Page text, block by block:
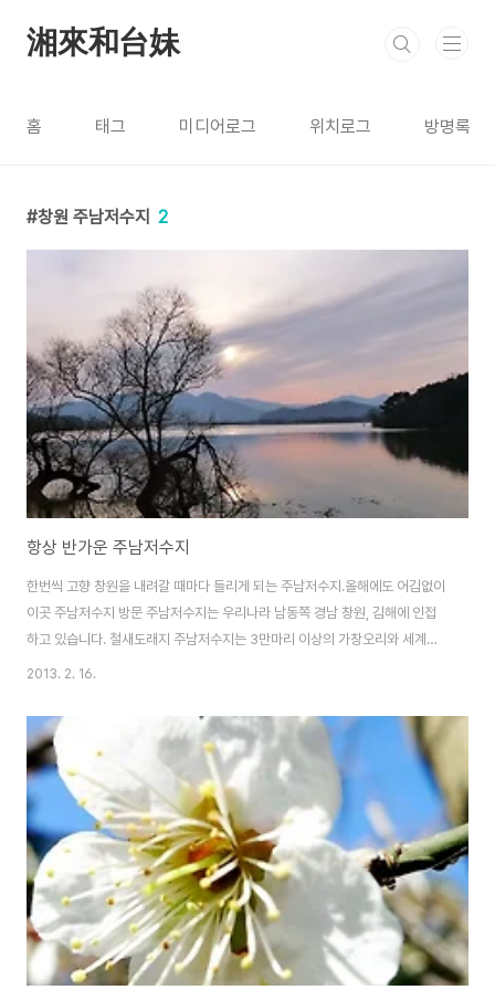
湘來和台妹
홈 태그 미디어로그 위치로그 방명록
창원 주남저수지 2
항상 반가운 주남저수지
한번씩 고향 창원을 내려갈 때마다 들리게 되는 주남저수지.올해에도 어김없이
이곳 주남저수지 방문 주남저수지는 우리나라 남동쪽 경남 창원, 김해에 인접
하고 있습니다. 철새도래지 주남저수지는 3만마리 이상의 가창오리와 세계적
인 희귀조로 알려진 재루두미, 노랑부리저어새, 흰꼬리수리 를 비롯해 230여
의 천국' 이라 불립니다. 아침보다는 저녁에 철새들도 많아 볼거리도 많습니다 .
2013. 2. 16.